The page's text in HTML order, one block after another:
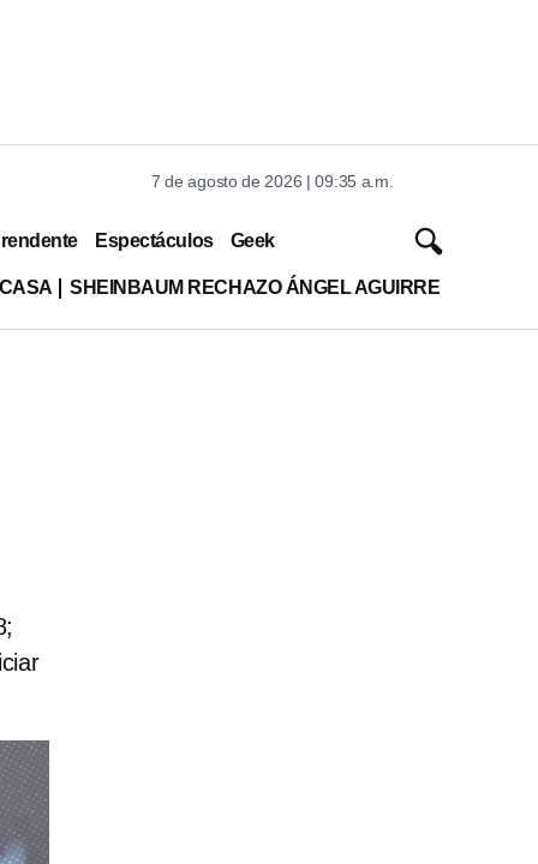
7 de agosto de 2026 | 09:35 a.m.
Espectáculos Geek
SHEINBAUM RECHAZO ÁNGEL AGUIRRE